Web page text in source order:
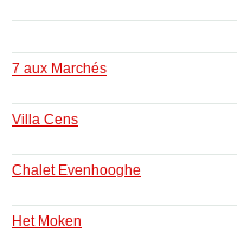
7 aux Marchés
Villa Cens
Chalet Evenhooghe
Het Moken